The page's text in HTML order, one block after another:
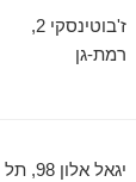
ז'בוטינסקי 2,
רמת-גן
יגאל אלון 98, תל